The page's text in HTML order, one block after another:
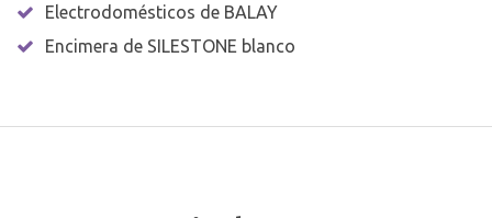
Electrodomésticos de BALAY
Encimera de SILESTONE blanco